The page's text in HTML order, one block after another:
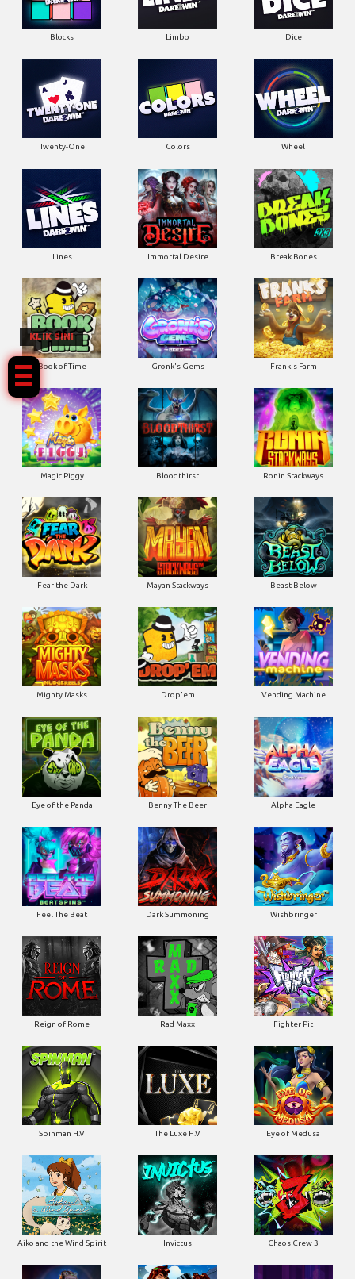
Blocks Limbo Dice
Twenty-One Colors Wheel
Lines Immortal Desire Break Bones
Book of Time Gronk's Gems Frank's Farm
Magic Piggy Bloodthirst Ronin Stackways
Fear the Dark Mayan Stackways Beast Below
Mighty Masks Drop'em Vending Machine
Eye of the Panda Benny The Beer Alpha Eagle
Feel The Beat Dark Summoning Wishbringer
Reign of Rome Rad Maxx Fighter Pit
Spinman H.V The Luxe H.V Eye of Medusa
Aiko and the Wind Spirit Invictus Chaos Crew 3
KLIK SINI